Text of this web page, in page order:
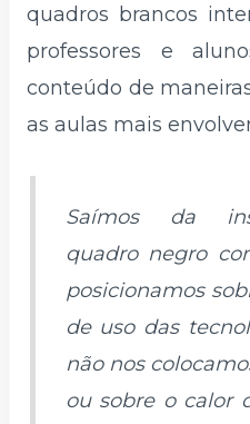
quadros brancos
professores e
conteúdo de
as aulas mais
Saímos da
quadro negro
posicionamos
de uso das
não nos
ou sobre o calor